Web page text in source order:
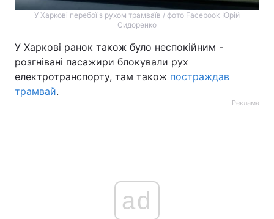
У Харкові перебої з рухом трамваїв / фото Facebook Юрій
Сидоренко
У Харкові ранок також було неспокійним -
розгнівані пасажири блокували рух
електротранспорту, там також постраждав
трамвай.
Реклама
ad